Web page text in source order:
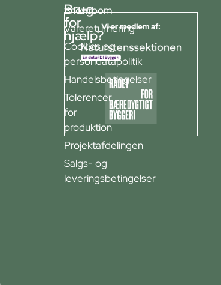
Brug
for
hjælp?
Showroom
Varereturnering
Cookies og
persondatapolitik
Handelsbetingelser
Tolerencer
for
produktion
Projektafdelingen
Salgs- og
leveringsbetingelser